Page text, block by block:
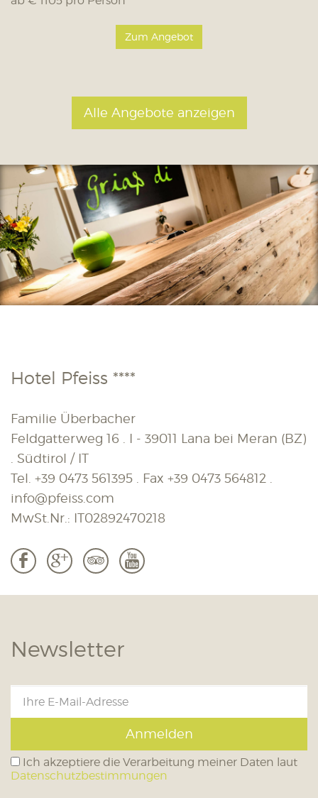
Zum Angebot
Alle Angebote anzeigen
Hotel Pfeiss ****
Familie Überbacher
Feldgatterweg 16 . I - 39011 Lana bei Meran (BZ)
. Südtirol / IT
Tel. +39 0473 561395 . Fax +39 0473 564812
info@pfeiss.com
MwSt.Nr.: IT02892470218
b c 3 r
Newsletter
Anmelden
Ich akzeptiere die Verarbeitung meiner Daten laut
Datenschutzbestimmungen